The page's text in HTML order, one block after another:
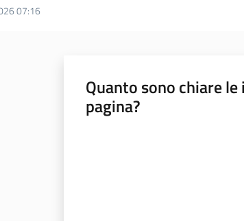
07:16
Quanto sono chiare
pagina?